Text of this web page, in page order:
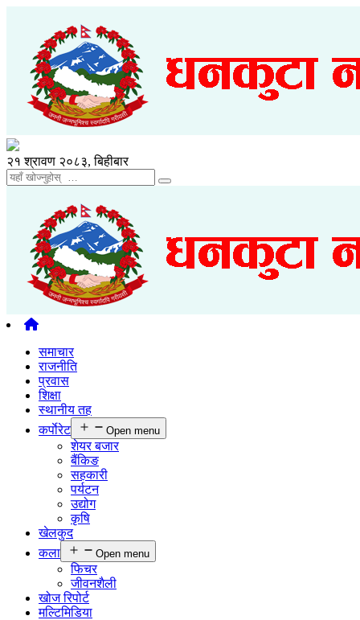
२१ श्रावण २०८३, बिहीबार
समाचार
राजनीति
प्रवास
शिक्षा
स्थानीय तह
कर्पाेरेट
Open menu
शेयर बजार
बैंकिङ
सहकारी
पर्यटन
उद्योग
कृषि
खेलकुद
कला
Open menu
फिचर
जीवनशैली
खोज रिपोर्ट
मल्टिमिडिया